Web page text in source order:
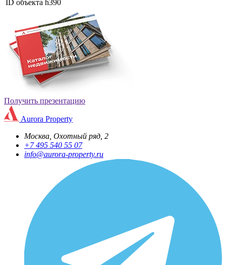
ID объекта h390
Получить презентацию
Aurora Property
Москва, Охотный ряд, 2
+7 495 540 55 07
info@aurora-property.ru